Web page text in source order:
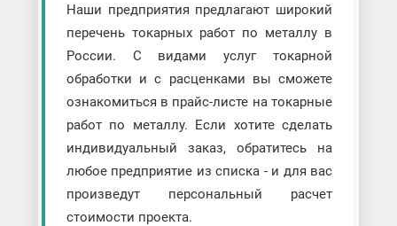
Наши предприятия предлагают широкий
перечень токарных работ по металлу в
России. С видами услуг токарной
обработки и с расценками вы сможете
ознакомиться в прайс-листе на токарные
работ по металлу. Если хотите сделать
индивидуальный заказ, обратитесь на
любое предприятие из списка - и для вас
произведут персональный расчет
стоимости проекта.